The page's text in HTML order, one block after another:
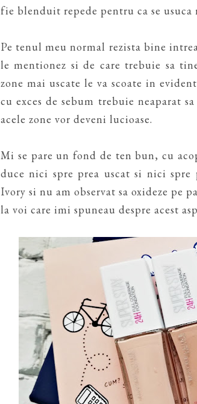
fie blenduit repede pentru ca se
Pe tenul meu normal rezista bine
le mentionez si de care trebuie sa
zone mai uscate le va scoate in
cu exces de sebum trebuie neaparat
acele zone vor deveni lucioase.
Mi se pare un fond de ten bun, cu
duce nici spre prea uscat si nici spre
Ivory si nu am observat sa oxideze pe
la voi care imi spuneau despre acest